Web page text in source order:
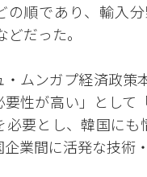
の順であり、輸入
だった。
ムンガプ経済政策
性が高い」とし
要とし、韓国に
業間に活発な技術